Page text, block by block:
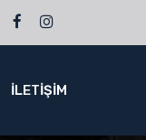
İLETİŞİM